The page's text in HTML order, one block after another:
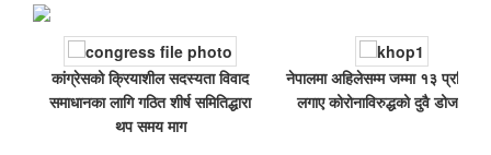
कांग्रेसको क्रियाशील सदस्यता विवाद
समाधानका लागि गठित शीर्ष समितिद्धारा
थप समय माग
नेपालमा अहिलेसम्म जम्मा १३
लगाए कोरोनाविरुद्धको दुवै डोज खोप